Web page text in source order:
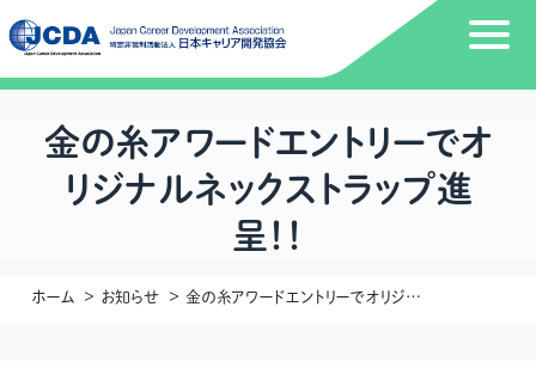
金の糸アワードエントリーでオ
リジナルネックストラップ進
呈！！
ホーム お知らせ 金の糸アワードエントリーでオリジナルネックストラップ進呈！！